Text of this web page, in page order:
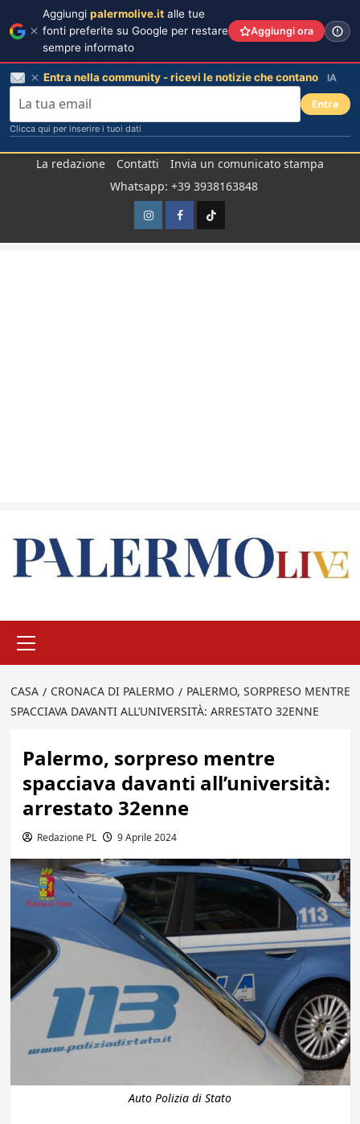
La redazione Contatti
Invia un comunicato stampa
Whatsapp: +39 3938163848
InstagramFacebook
TikTok
principale
CASA CRONACA DI PALERMO
PALERMO, SORPRESO MENTRE
SPACCIAVA DAVANTI ALL’UNIVERSITÀ: ARRESTATO 32ENNE
Palermo, sorpreso mentre
spacciava davanti all’università:
arrestato 32enne
Redazione PL 9 Aprile 2024
Auto Polizia di Stato
Aggiungi palermolive.it alle tue
fonti preferite su Google per restare
sempre informato
Aggiungi ora
Entra nella community - ricevi le notizie che contano IA
Entra
Clicca qui per inserire i tuoi dati